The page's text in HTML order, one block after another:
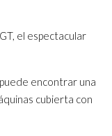
el espectacular
encontrar una
cubierta con